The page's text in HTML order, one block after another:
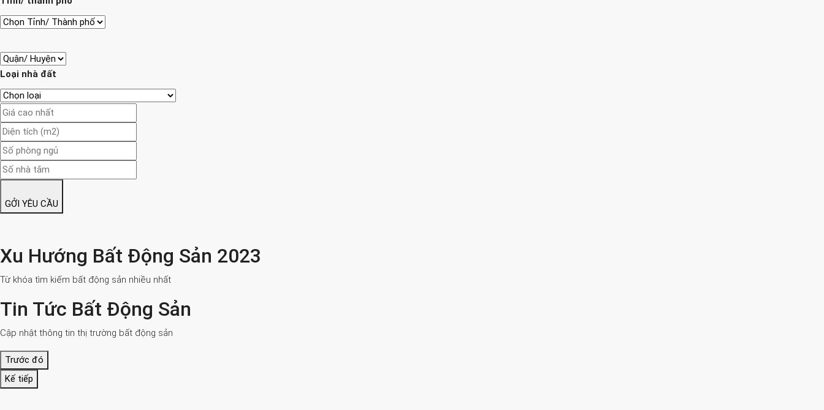
Loại nhà đất
GỞI YÊU CẦU
Xu Hướng Bất Động Sản 2023
Từ khóa tìm kiếm bất động sản nhiều nhất
Tin Tức Bất Động Sản
Cập nhật thông tin thị trường bất động sản
Trước đó
Kế tiếp